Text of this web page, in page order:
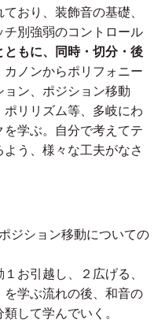
おり、装飾音の基礎、
別強弱のコントロール
もに、同時・切分・後
カノンからポリフォニー
ン、ポジション移動
ポリリズム等、多岐にわ
学ぶ。自分で考えてテ
う、様々な工夫がなさ
ジション移動についての
お引越し、２広げる、
を学ぶ流れの後、和音の
して学んでいく。